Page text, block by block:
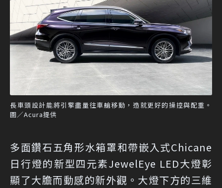
長車頭設計能將引擎盡量往車艙移動，造就更好的操控與配重。
圖／Acura提供
多面鑽石五角形水箱罩和帶嵌入式Chicane
日行燈的新型四元素JewelEye LED大燈彰
顯了大膽而動感的新外觀。大燈下方的三維